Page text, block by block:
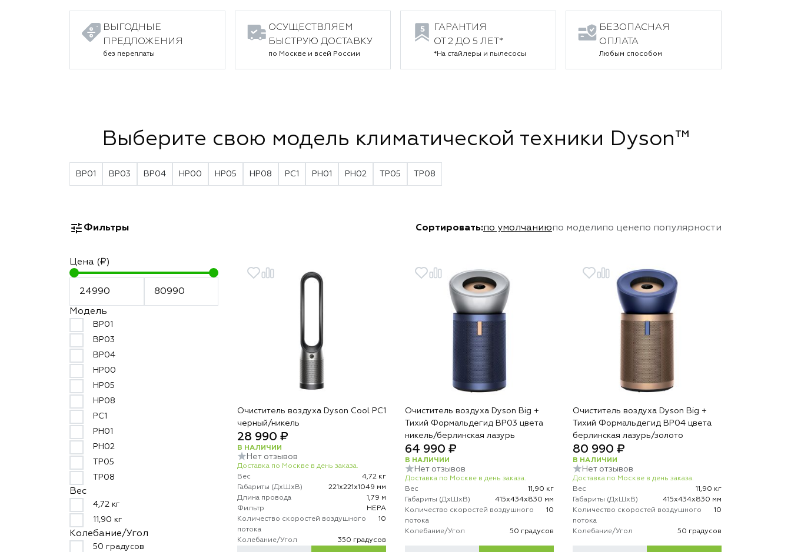
ВЫГОДНЫЕ
ПРЕДЛОЖЕНИЯ
без переплаты
ОСУЩЕСТВЛЯЕМ
БЫСТРУЮ ДОСТАВКУ
по Москве и всей России
ГАРАНТИЯ
ОТ 2 ДО 5 ЛЕТ*
*На стайлеры и пылесосы
БЕЗОПАСНАЯ
ОПЛАТА
Любым способом
Выберите свою модель климатической техники Dyson™
BP01 BP03 BP04 HP00 HP05 HP08 PC1 PH01 PH02 TP05 TP08
Фильтры Сортировать:по умолчаниюпо моделипо ценепо популярности
Цена (₽)
Модель
BP01
BP03
BP04
HP00
HP05
HP08
PC1
PH01
PH02
TP05
TP08
Вес
4,72 кг
11,90 кг
Колебание/Угол
50 градусов
Очиститель воздуха Dyson Cool PC1
черный/никель
28 990 ₽
В НАЛИЧИИ
Нет отзывов
Доставка по Москве в день заказа.
Вес
4,72 кг
Габариты (ДхШхВ)
221х221х1049 мм
Длина провода
1,79 м
Фильтр
HEPA
Количество скоростей воздушного
потока
10
Колебание/Угол 350 градусов
Очиститель воздуха Dyson Big +
Тихий Формальдегид BP03 цвета
никель/берлинская лазурь
64 990 ₽
В НАЛИЧИИ
Нет отзывов
Доставка по Москве в день заказа.
Вес
11,90 кг
Габариты (ДхШхВ)
415х434х830 мм
Количество скоростей воздушного
потока
10
Колебание/Угол 50 градусов
Очиститель воздуха Dyson Big +
Тихий Формальдегид BP04 цвета
берлинская лазурь/золото
80 990 ₽
В НАЛИЧИИ
Нет отзывов
Доставка по Москве в день заказа.
Вес
11,90 кг
Габариты (ДхШхВ)
415х434х830 мм
Количество скоростей воздушного
потока
10
Колебание/Угол 50 градусов